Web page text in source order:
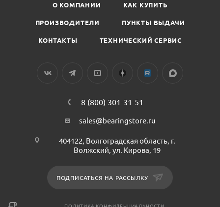
О КОМПАНИИ КАК КУПИТЬ
ПРОИЗВОДИТЕЛИ ПУНКТЫ ВЫДАЧИ
КОНТАКТЫ ТЕХНИЧЕСКИЙ СЕРВИС
8 (800) 301-31-51
sales@bearingstore.ru
404122, Волгоградская область, г.
Волжский, ул. Кирова, 19
ПОДПИСАТЬСЯ НА РАССЫЛКУ